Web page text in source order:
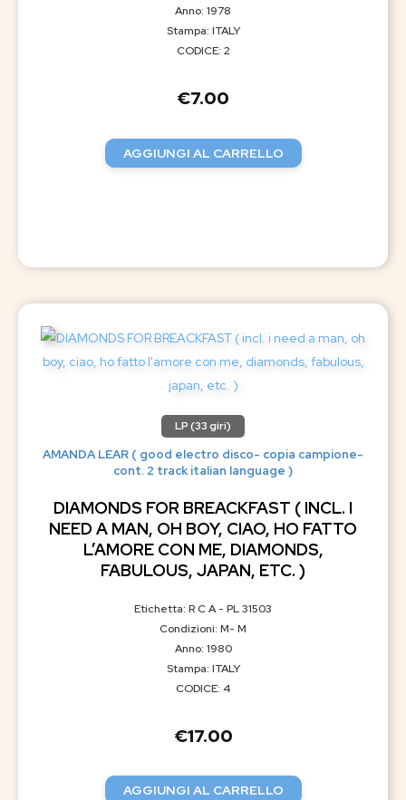
Anno: 1978
Stampa: ITALY
CODICE: 2
€7.00
AGGIUNGI AL CARRELLO
LP (33 giri)
AMANDA LEAR ( good electro disco- copia campione-
cont. 2 track italian language )
DIAMONDS FOR BREACKFAST ( INCL. I
NEED A MAN, OH BOY, CIAO, HO FATTO
L’AMORE CON ME, DIAMONDS,
FABULOUS, JAPAN, ETC. )
Etichetta: R C A - PL 31503
Condizioni: M- M
Anno: 1980
Stampa: ITALY
CODICE: 4
€17.00
AGGIUNGI AL CARRELLO